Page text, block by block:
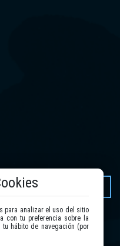
.
para analizar el uso del sitio
con tu preferencia sobre la
hábito de navegación (por